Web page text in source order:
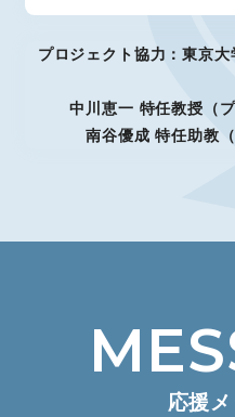
プロジェクト協力：東京
中川恵一 特任教授（
南谷優成 特任助教
応援